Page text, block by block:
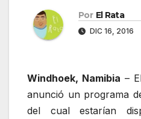
Por El Rata
DIC 16, 2016
Windhoek, Namibia –
anunció un programa
del cual estarían